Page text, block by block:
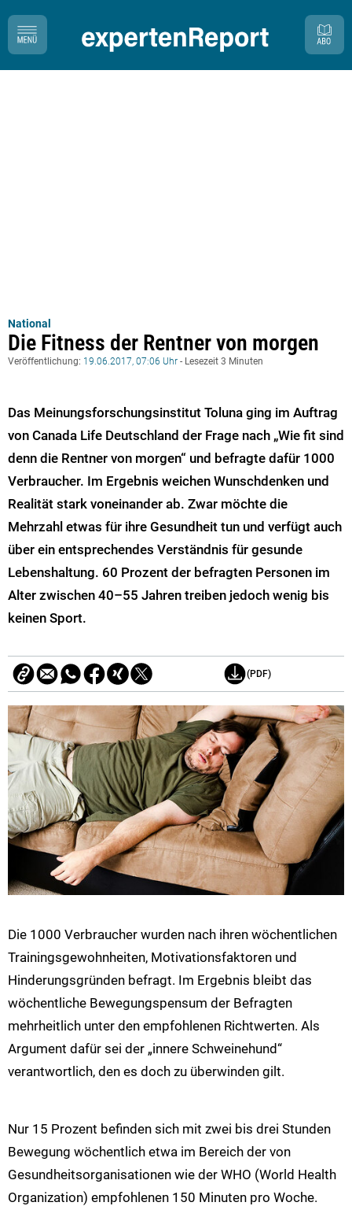
National
Die Fitness der Rentner von morgen
Veröffentlichung: 19.06.2017, 07:06 Uhr - Lesezeit 3 Minuten
Das Meinungsforschungsinstitut Toluna ging im Auftrag
von Canada Life Deutschland der Frage nach „Wie fit sind
denn die Rentner von morgen“ und befragte dafür 1000
Verbraucher. Im Ergebnis weichen Wunschdenken und
Realität stark voneinander ab. Zwar möchte die
Mehrzahl etwas für ihre Gesundheit tun und verfügt auch
über ein entsprechendes Verständnis für gesunde
Lebenshaltung. 60 Prozent der befragten Personen im
Alter zwischen 40–55 Jahren treiben jedoch wenig bis
keinen Sport.
(PDF)
Die 1000 Verbraucher wurden nach ihren wöchentlichen
Trainingsgewohnheiten, Motivationsfaktoren und
Hinderungsgründen befragt. Im Ergebnis bleibt das
wöchentliche Bewegungspensum der Befragten
mehrheitlich unter den empfohlenen Richtwerten. Als
Argument dafür sei der „innere Schweinehund“
verantwortlich, den es doch zu überwinden gilt.
Nur 15 Prozent befinden sich mit zwei bis drei Stunden
Bewegung wöchentlich etwa im Bereich der von
Gesundheitsorganisationen wie der WHO (World Health
Organization) empfohlenen 150 Minuten pro Woche.